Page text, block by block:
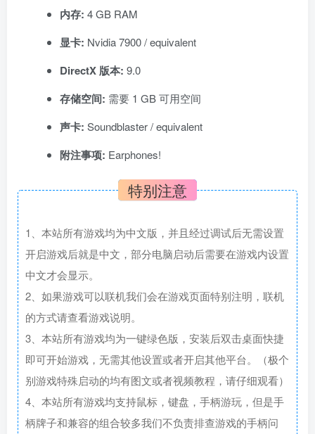
内存: 4 GB RAM
显卡: Nvidia 7900 / equivalent
DirectX 版本: 9.0
存储空间: 需要 1 GB 可用空间
声卡: Soundblaster / equivalent
附注事项: Earphones!
特别注意
1、本站所有游戏均为中文版，并且经过调试后无需设置
开启游戏后就是中文，部分电脑启动后需要在游戏内设置
中文才会显示。
2、如果游戏可以联机我们会在游戏页面特别注明，联机
的方式请查看游戏说明。
3、本站所有游戏均为一键绿色版，安装后双击桌面快捷
即可开始游戏，无需其他设置或者开启其他平台。（极个
别游戏特殊启动的均有图文或者视频教程，请仔细观看）
4、本站所有游戏均支持鼠标，键盘，手柄游玩，但是手
柄牌子和兼容的组合较多我们不负责排查游戏的手柄问